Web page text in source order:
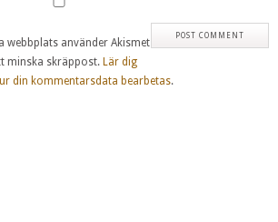
webbplats använder Akismet
minska skräppost. Lär dig
din kommentarsdata bearbetas.